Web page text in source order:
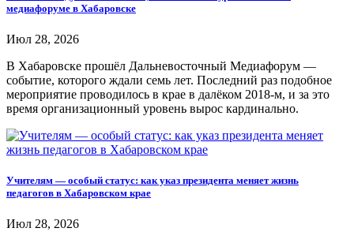
медиафоруме в Хабаровске
Июл 28, 2026
В Хабаровске прошёл Дальневосточный Медиафорум —
событие, которого ждали семь лет. Последний раз подобное
мероприятие проводилось в крае в далёком 2018-м, и за это
время организационный уровень вырос кардинально.
Учителям — особый статус: как указ президента меняет жизнь
педагогов в Хабаровском крае
Июл 28, 2026